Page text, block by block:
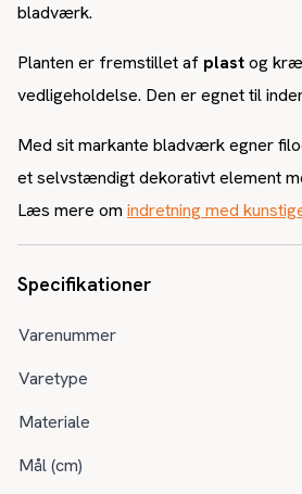
bladværk.
Planten er fremstillet af plastog
vedligeholdelse. Den er egnet til
Med sit markante bladværk egner
et selvstændigt dekorativt element
Læs mere om indretning med
Specifikationer
Varenummer
Varetype
Materiale
Mål (cm)